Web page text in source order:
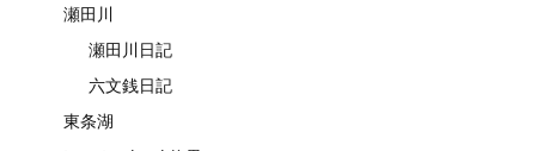
瀬田川
瀬田川日記
六文銭日記
東条湖